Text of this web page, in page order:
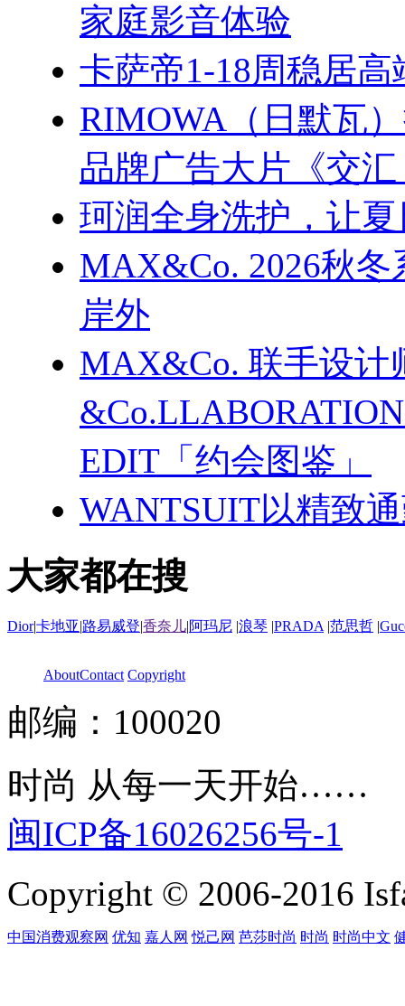
家庭影音体验
卡萨帝1-18周稳居
RIMOWA（日默瓦
品牌广告大片《交
珂润全身洗护，让
MAX&Co. 2026秋
岸外
MAX&Co. 联手设计
EDIT「约会图鉴」
WANTSUIT以精致
大家都在搜
Dior|卡地亚|路易威登|香奈儿|阿玛尼 |浪琴 |PRADA |范思哲 |
AboutContact Copyright
邮编：100020
时尚 从每一天开始……
闽ICP备16026256号-1
Copyright © 2006-2016
中国消费观察网 优知 嘉人网 悦己网 芭莎时尚 时尚 时尚中文